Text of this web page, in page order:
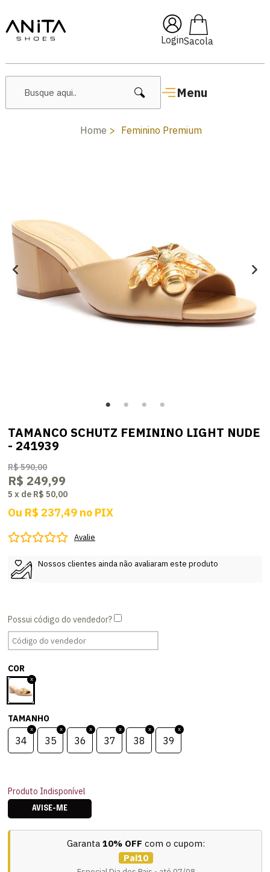
Login
Menu
🔥 Lançamentos Femininos
Home Feminino Premium
TAMANCO SCHUTZ FEMININO LIGHT NUDE
- 241939
R$ 590,00
R$ 249,99
5 x de R$ 50,00
Ou R$ 237,49 no PIX
Avalie
Nossos clientes ainda não avaliaram este produto
COR
TAMANHO
34 35 36 37 38 39
Produto Indisponível
AVISE-ME
Garanta 10% OFF com o cupom:
Pai10